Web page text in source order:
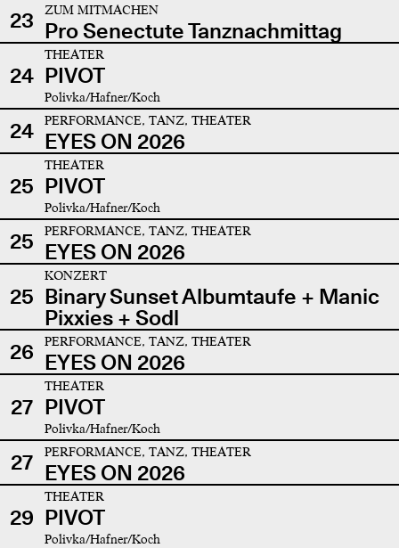
23
ZUM MITMACHEN
Pro Senectute Tanznachmittag
24
THEATER
PIVOT
Polivka/Hafner/Koch
24 PERFORMANCE, TANZ, THEATER
EYES ON 2026
25
THEATER
PIVOT
Polivka/Hafner/Koch
25 PERFORMANCE, TANZ, THEATER
EYES ON 2026
25
KONZERT
Binary Sunset Albumtaufe + Manic
Pixxies + Sodl
26
PERFORMANCE, TANZ, THEATER
EYES ON 2026
27
THEATER
PIVOT
Polivka/Hafner/Koch
27 PERFORMANCE, TANZ, THEATER
EYES ON 2026
29
THEATER
PIVOT
Polivka/Hafner/Koch